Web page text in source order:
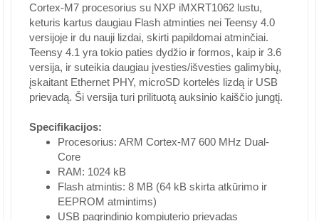
Cortex-M7 procesorius su NXP iMXRT1062 lustu,
keturis kartus daugiau Flash atminties nei Teensy 4.0
versijoje ir du nauji lizdai, skirti papildomai atminčiai.
Teensy 4.1 yra tokio paties dydžio ir formos, kaip ir 3.6
versija, ir suteikia daugiau įvesties/išvesties galimybių,
įskaitant Ethernet PHY, microSD kortelės lizdą ir USB
prievadą. Ši versija turi prilituotą auksinio kaiščio jungtį.
Specifikacijos:
Procesorius: ARM Cortex-M7 600 MHz Dual-
Core
RAM: 1024 kB
Flash atmintis: 8 MB (64 kB skirta atkūrimo ir
EEPROM atmintims)
USB pagrindinio kompiuterio prievadas